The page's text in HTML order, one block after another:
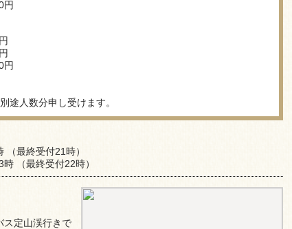
途人数分申し受けます。
最終受付21時）
（最終受付22時）
ス定山渓行きで